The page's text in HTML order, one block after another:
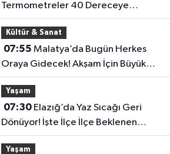
Termometreler 40 Dereceye
Dayanacak
Kültür & Sanat
07:55
Oraya Gidecek! Akşam İçin Büyük
Sürpriz Hazır
Yaşam
07:30Elazığ’da Yaz Sıcağı Geri
Dönüyor! İşte İlçe İlçe Beklenen
Sıcaklıklar
Yaşam